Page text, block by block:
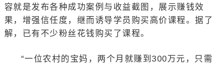
容就是发布各种成功案例与收益截图，展示赚钱效
果，增强信任度，继而诱导学员购买高价课程。据了
解，已有不少粉丝花钱购买了课程。
“一位农村的宝妈，两个月就赚到300万元，只需